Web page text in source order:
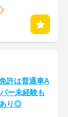
許は普通車A
ー未経験も
り◎